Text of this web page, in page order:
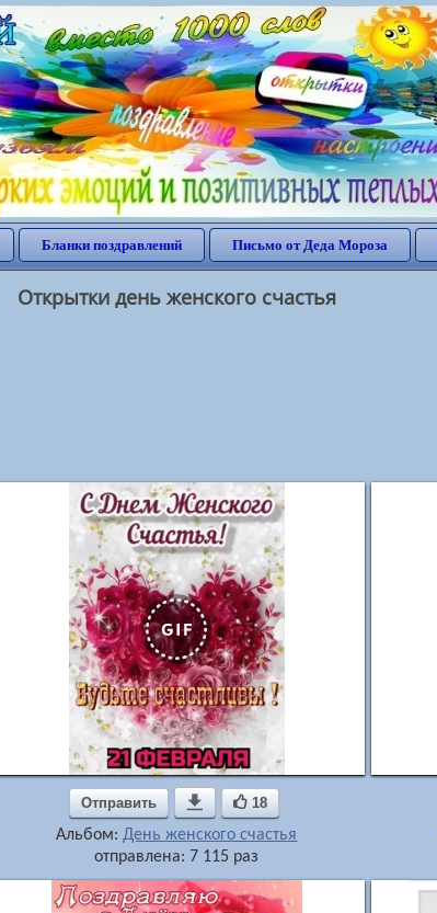
Бланки поздравлений Письмо от Деда Мороза
Открытки день женского счастья
Отправить  18
Альбом:День женского счастья
отправлена: 7 115 раз